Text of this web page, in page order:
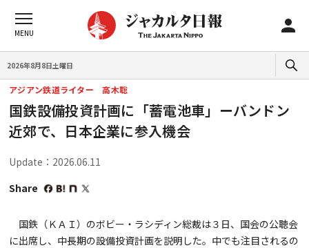
2026年8月8日土曜日
アジアン鉄道ライター 高木聡
国鉄設備投資計画に「蓄電池車」ーバンドン
近郊で、日本企業に参入機会
Update：2026.06.11
Share
国鉄（ＫＡＩ）のボビー・ラシディン総裁は３日、国会の公聴会
に出席し、中長期の設備投資計画を説明した。中でも注目されるの